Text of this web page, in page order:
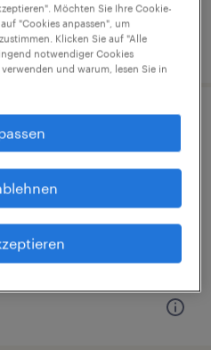
Rheinland-Pfalz
Möchten Sie Ihre Cookie-
"Cookies anpassen", um
Klicken Sie auf "Alle
notwendiger Cookies
und warum, lesen Sie in